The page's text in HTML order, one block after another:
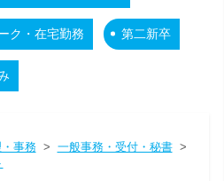
ク・在宅勤務 第二新卒
事務> 一般事務・受付・秘書>